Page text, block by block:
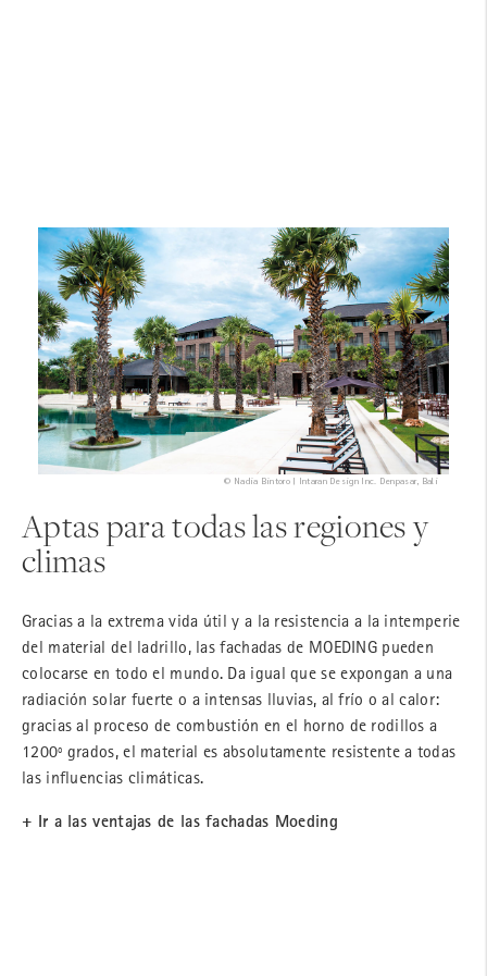
© Nadia Bintoro | Intaran Design Inc. Denpasar, Bali
Aptas para todas las regiones y
climas
Gracias a la extrema vida útil y a la resistencia a la intemperie
del material del ladrillo, las fachadas de MOEDING pueden
colocarse en todo el mundo. Da igual que se expongan a una
radiación solar fuerte o a intensas lluvias, al frío o al calor:
gracias al proceso de combustión en el horno de rodillos a
1200º grados, el material es absolutamente resistente a todas
las influencias climáticas.
+ Ir a las ventajas de las fachadas Moeding